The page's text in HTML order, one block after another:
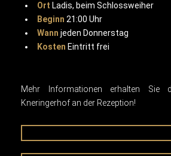
Ort Ladis, beim Schlossweiher
Beginn 21:00 Uhr
Wann jeden Donnerstag
Kosten Eintritt frei
Mehr Informationen erhalten
Kneringerhof an der Rezeption!